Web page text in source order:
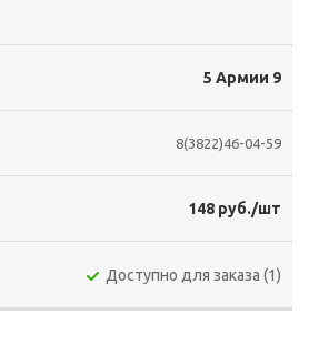
5 Армии 9
8(3822)46-04-59
148 руб./шт
Доступно для заказа (1)